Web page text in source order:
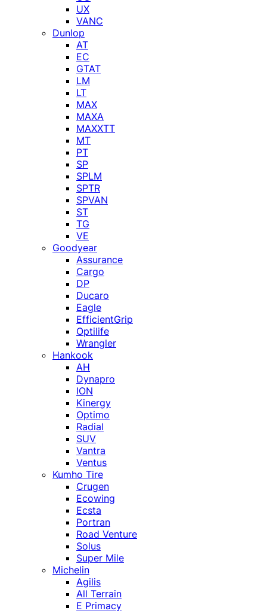
UX
VANC
Dunlop
AT
EC
GTAT
LM
LT
MAX
MAXA
MAXXTT
MT
PT
SP
SPLM
SPTR
SPVAN
ST
TG
VE
Goodyear
Assurance
Cargo
DP
Ducaro
Eagle
EfficientGrip
Optilife
Wrangler
Hankook
AH
Dynapro
ION
Kinergy
Optimo
Radial
SUV
Vantra
Ventus
Kumho Tire
Crugen
Ecowing
Ecsta
Portran
Road Venture
Solus
Super Mile
Michelin
Agilis
All Terrain
E Primacy